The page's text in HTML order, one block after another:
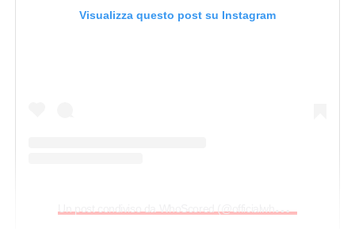
Visualizza questo post su Instagram